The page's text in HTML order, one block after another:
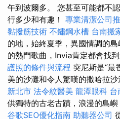
午到波爾多。 您甚至可能都不
行多少和有趣！ 專業清潔公司
黏撥筋技術 不鏽鋼水槽 台南搬
的地，始終夏季，異國情調的
的熱門歌曲，Invia肯定都會找
護照的條件與流程 突尼斯是“最
美的沙灘和令人驚嘆的撒哈拉沙
新北市 法令紋醫美 龍潭眼科 台
供獨特的古老古蹟，浪漫的島嶼
谷歌SEO優化指南 助聽器公司